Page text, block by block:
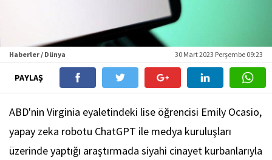
Haberler / Dünya 30 Mart 2023 Perşembe 09:23
PAYLAŞ
ABD'nin Virginia eyaletindeki lise öğrencisi Emily Ocasio,
yapay zeka robotu ChatGPT ile medya kuruluşları
üzerinde yaptığı araştırmada siyahi cinayet kurbanlarıyla